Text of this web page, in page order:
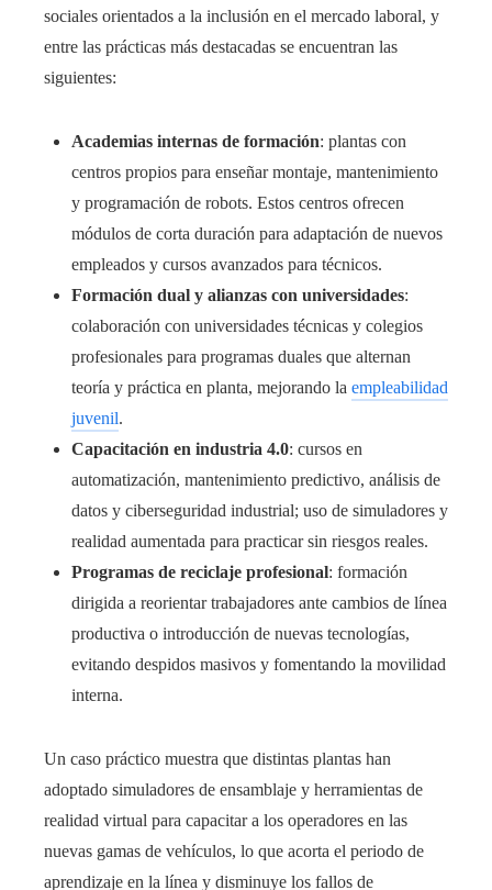
sociales orientados a la inclusión en el mercado laboral, y
entre las prácticas más destacadas se encuentran las
siguientes:
Academias internas de formación: plantas con
centros propios para enseñar montaje, mantenimiento
y programación de robots. Estos centros ofrecen
módulos de corta duración para adaptación de nuevos
empleados y cursos avanzados para técnicos.
Formación dual y alianzas con universidades:
colaboración con universidades técnicas y colegios
profesionales para programas duales que alternan
teoría y práctica en planta, mejorando la empleabilidad
juvenil.
Capacitación en industria 4.0: cursos en
automatización, mantenimiento predictivo, análisis de
datos y ciberseguridad industrial; uso de simuladores y
realidad aumentada para practicar sin riesgos reales.
Programas de reciclaje profesional: formación
dirigida a reorientar trabajadores ante cambios de línea
productiva o introducción de nuevas tecnologías,
evitando despidos masivos y fomentando la movilidad
interna.
Un caso práctico muestra que distintas plantas han
adoptado simuladores de ensamblaje y herramientas de
realidad virtual para capacitar a los operadores en las
nuevas gamas de vehículos, lo que acorta el periodo de
aprendizaje en la línea y disminuye los fallos de